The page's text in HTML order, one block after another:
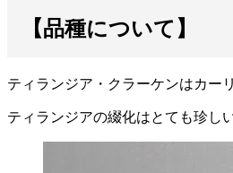
【品種について】
ティランジア・クラーケンはカー
ティランジアの綴化はとても珍し